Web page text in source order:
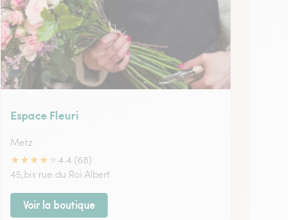
Espace Fleuri
Metz
★★★★
4.4 (68)
45,bis rue du Roi Albert
Voir la boutique